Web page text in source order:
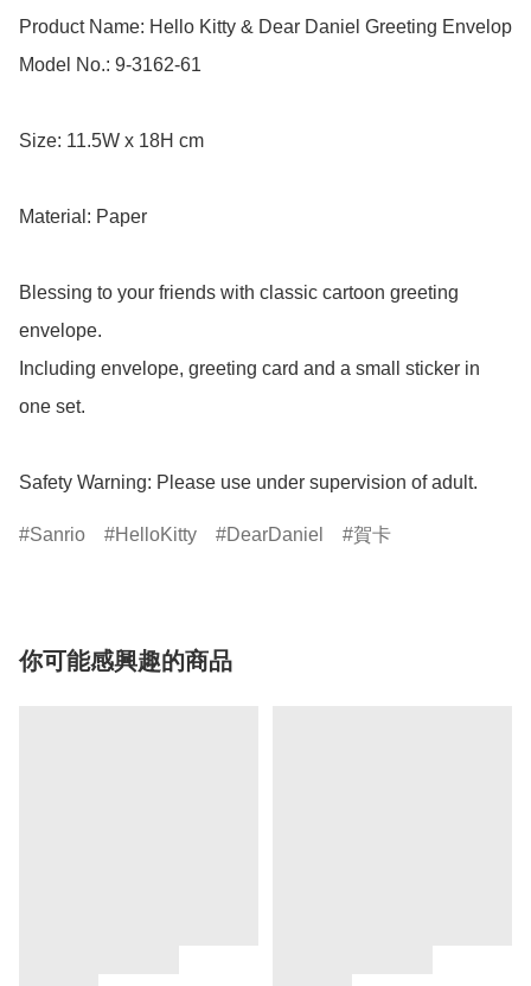
Product Name: Hello Kitty & Dear Daniel Greeting Envelop
Model No.: 9-3162-61
Size: 11.5W x 18H cm
Material: Paper
Blessing to your friends with classic cartoon greeting
envelope.
Including envelope, greeting card and a small sticker in
one set.
Safety Warning: Please use under supervision of adult.
Sanrio HelloKitty DearDaniel 賀卡
你可能感興趣的商品